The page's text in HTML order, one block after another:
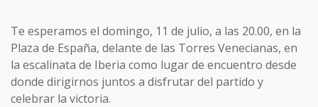
Te esperamos el domingo, 11 de julio, a las 20.00, en la
Plaza de España, delante de las Torres Venecianas, en
la escalinata de Iberia como lugar de encuentro desde
donde dirigirnos juntos a disfrutar del partido y
celebrar la victoria.